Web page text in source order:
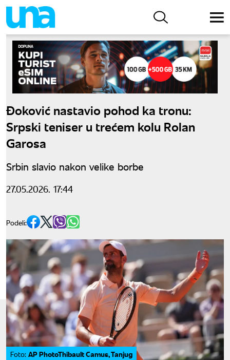
Đoković nastavio pohod ka tronu:
Srpski teniser u trećem kolu Rolan
Garosa
Srbin slavio nakon velike borbe
27.05.2026. 17:44
Podeli:
Foto: AP PhotoThibault Camus, Tanjug